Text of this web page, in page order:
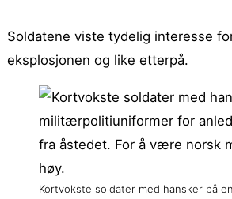
Soldatene viste tydelig interesse
eksplosjonen og like etterpå.
Kortvokste soldater med hansker på